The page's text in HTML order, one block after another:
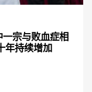
宗与败血症相
年持续增加